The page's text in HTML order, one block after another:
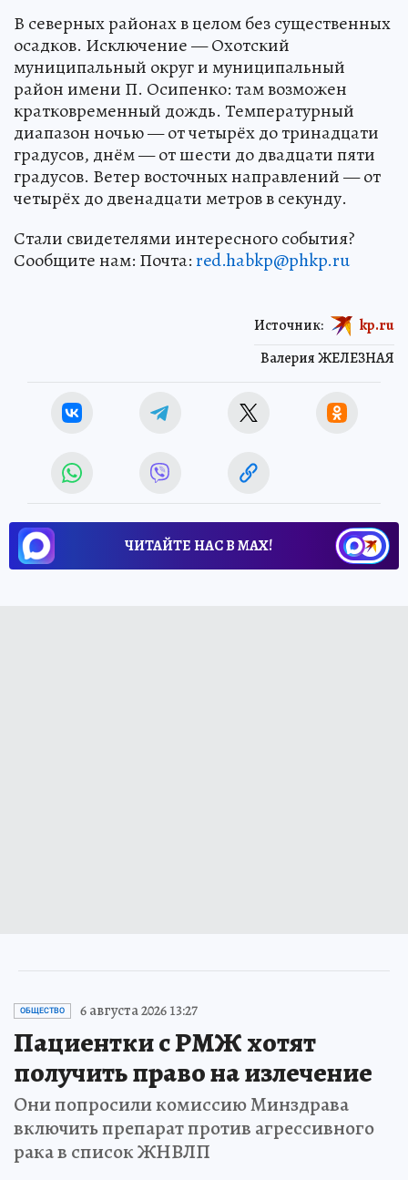
В северных районах в целом без существенных
осадков. Исключение — Охотский
муниципальный округ и муниципальный
район имени П. Осипенко: там возможен
кратковременный дождь. Температурный
диапазон ночью — от четырёх до тринадцати
градусов, днём — от шести до двадцати пяти
градусов. Ветер восточных направлений — от
четырёх до двенадцати метров в секунду.
Стали свидетелями интересного события?
Сообщите нам: Почта:red.habkp@phkp.ru
Валерия ЖЕЛЕЗНАЯ
Источник: kp.ru
ЧИТАЙТЕ НАС В МАХ!
ОБЩЕСТВО 6 августа 2026 13:27
Пациентки с РМЖ хотят
получить право на излечение
Они попросили комиссию Минздрава
включить препарат против агрессивного
рака в список ЖНВЛП